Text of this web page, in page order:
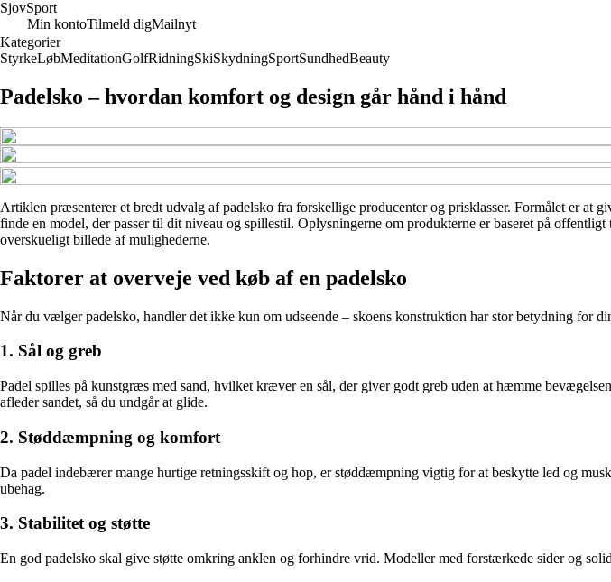
SjovSport
Min kontoTilmeld digMailnyt
Kategorier
StyrkeLøbMeditationGolfRidningSkiSkydningSportSundhedBeauty
Padelsko – hvordan komfort og design går hånd i hånd
Artiklen præsenterer et bredt udvalg af padelsko fra forskellige producenter og prisklasser. Formålet er at
finde en model, der passer til dit niveau og spillestil. Oplysningerne om produkterne er baseret på
overskueligt billede af mulighederne.
Faktorer at overveje ved køb af en padelsko
Når du vælger padelsko, handler det ikke kun om udseende – skoens konstruktion har stor betydning for
1. Sål og greb
Padel spilles på kunstgræs med sand, hvilket kræver en sål, der giver godt greb uden at hæmme
afleder sandet, så du undgår at glide.
2. Støddæmpning og komfort
Da padel indebærer mange hurtige retningsskift og hop, er støddæmpning vigtig for at beskytte led og
ubehag.
3. Stabilitet og støtte
En god padelsko skal give støtte omkring anklen og forhindre vrid. Modeller med forstærkede sider og